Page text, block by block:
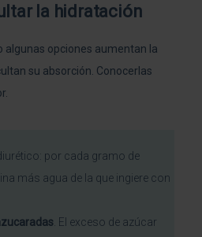
la hidratación
algunas opciones aumentan la
su absorción. Conocerlas
por cada gramo de
más agua de la que ingiere con
. El exceso de azúcar